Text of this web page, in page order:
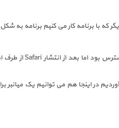
با برنامه کار می کنیم برنامه به
بود اما بعد از انتشارSafari
در اینجا هم می توانیم یک میانبر